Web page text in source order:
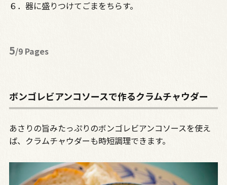
６．器に盛りつけてごまをちらす。
5/9 Pages
ボンゴレビアンコソースで作るクラムチャウダー
あさりの旨みたっぷりのボンゴレビアンコソースを使え
ば、クラムチャウダーも時短調理できます。